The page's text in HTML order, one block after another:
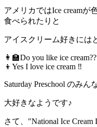
アメリカではIce creamが
食べられたりと
アイスクリーム好きには
👩‍🏫Do you like ice cream??
👦Yes I love ice cream ‼︎
Saturday Preschool のみん
大好きなようです♪
さて、″National Ice